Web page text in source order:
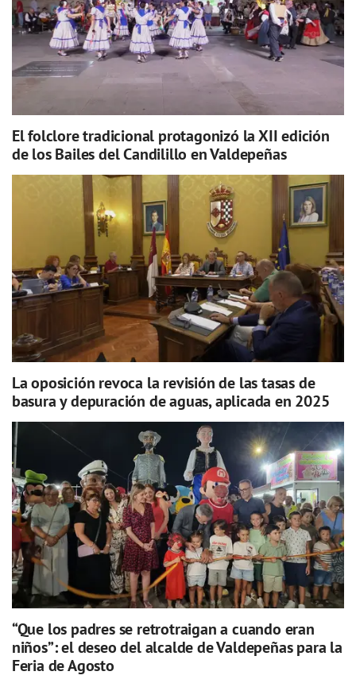
El folclore tradicional protagonizó la XII edición
de los Bailes del Candilillo en Valdepeñas
La oposición revoca la revisión de las tasas de
basura y depuración de aguas, aplicada en 2025
“Que los padres se retrotraigan a cuando eran
niños”: el deseo del alcalde de Valdepeñas para la
Feria de Agosto